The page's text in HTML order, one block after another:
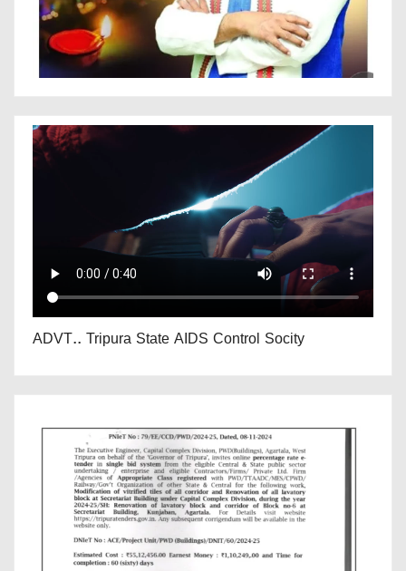
ADVT.. Tripura State AIDS Control Socity